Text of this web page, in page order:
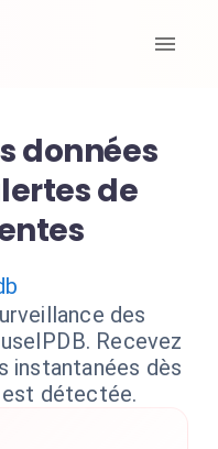
données
de
des
Recevez
instantanées dès
détectée.